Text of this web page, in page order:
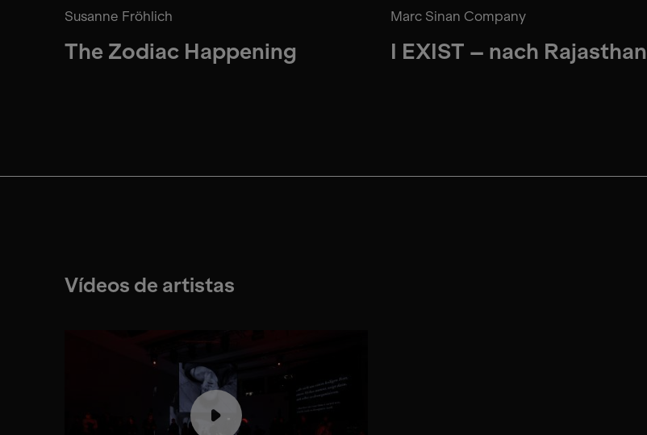
Susanne Fröhlich
The Zodiac Happening
Marc Sinan Company
I EXIST – nach Rajasthan
Vídeos de artistas